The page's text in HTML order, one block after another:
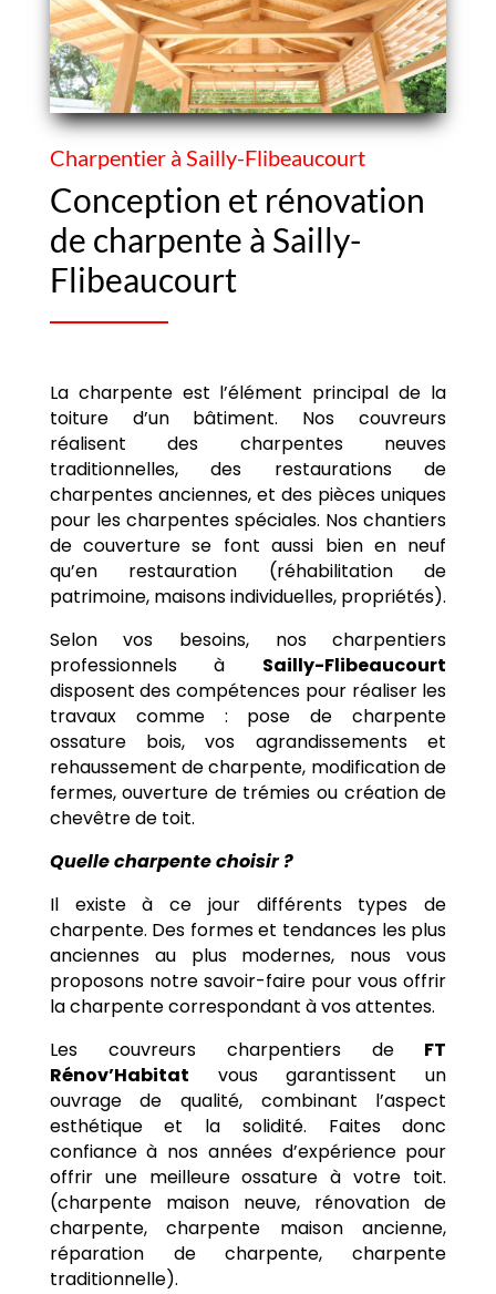
Charpentier à Sailly-Flibeaucourt
Conception et rénovation
de charpente à Sailly-
Flibeaucourt
La charpente est l’élément principal de la
toiture d’un bâtiment. Nos couvreurs
réalisent des charpentes neuves
traditionnelles, des restaurations de
charpentes anciennes, et des pièces uniques
pour les charpentes spéciales. Nos chantiers
de couverture se font aussi bien en neuf
qu’en restauration (réhabilitation de
patrimoine, maisons individuelles, propriétés).
Selon vos besoins, nos charpentiers
professionnels à Sailly-Flibeaucourt
disposent des compétences pour réaliser les
travaux comme : pose de charpente
ossature bois, vos agrandissements et
rehaussement de charpente, modification de
fermes, ouverture de trémies ou création de
chevêtre de toit.
Quelle charpente choisir ?
Il existe à ce jour différents types de
charpente. Des formes et tendances les plus
anciennes au plus modernes, nous vous
proposons notre savoir-faire pour vous offrir
la charpente correspondant à vos attentes.
Les couvreurs charpentiers de FT
Rénov’Habitat vous garantissent un
ouvrage de qualité, combinant l’aspect
esthétique et la solidité. Faites donc
confiance à nos années d’expérience pour
offrir une meilleure ossature à votre toit.
(charpente maison neuve, rénovation de
charpente, charpente maison ancienne,
réparation de charpente, charpente
traditionnelle).